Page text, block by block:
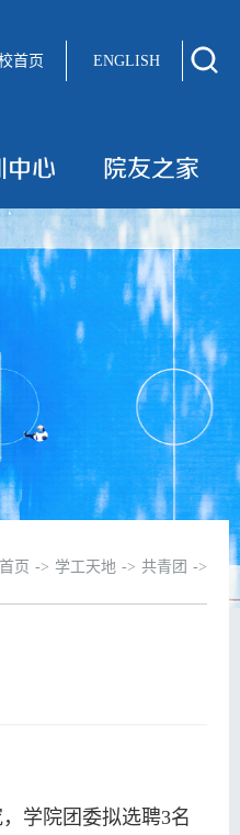
首页 ENGLISH
中心 院友之家
首页 -> 学工天地 -> 共青团 ->
学院团委拟选聘3名